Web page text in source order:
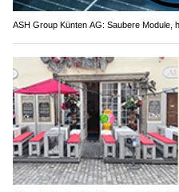
ASH Group Künten AG: Saubere Module,